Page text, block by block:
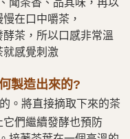
在口中嚼茶，
茶，所以口感非常溫
感覺刺激
製造出來的?
。將直接摘取下來的茶
們繼續發酵也預防